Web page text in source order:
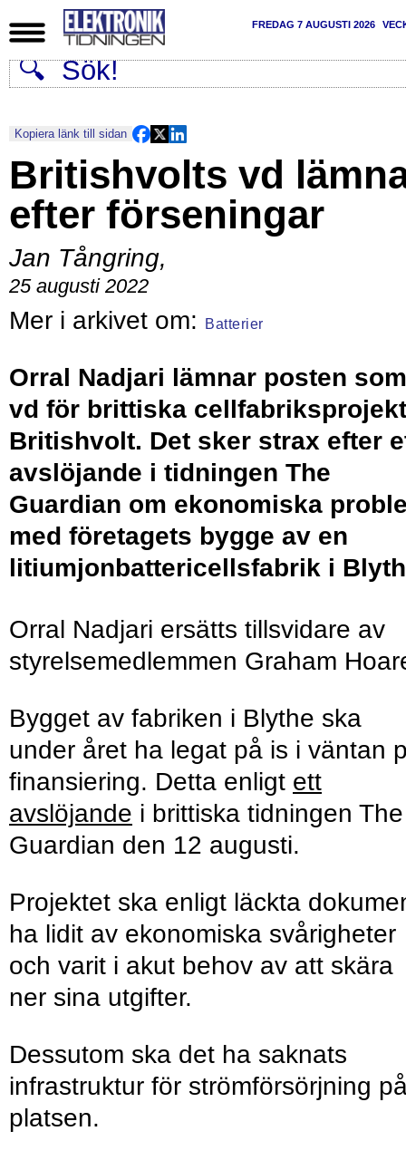
FREDAG 7 AUGUSTI 2026
Kopiera länk till sidan
Britishvolts vd
efter förseningar
Jan Tångring,
25 augusti 2022
Batterier
Orral Nadjari lämnar posten som
vd för brittiska
Britishvolt. Det sker strax efter
avslöjande i tidningen The
Guardian om ekonomiska
med företagets bygge av en
litiumjonbattericellsfabrik i
Orral Nadjari ersätts tillsvidare av
styrelsemedlemmen Graham
Bygget av fabriken i Blythe ska
under året ha legat på is i väntan
finansiering. Detta enligt ett
avslöjande i brittiska tidningen The
Guardian den 12 augusti.
Projektet ska enligt läckta
ha lidit av ekonomiska svårigheter
och varit i akut behov av att skära
ner sina utgifter.
Dessutom ska det ha saknats
infrastruktur för strömförsörjning
platsen.